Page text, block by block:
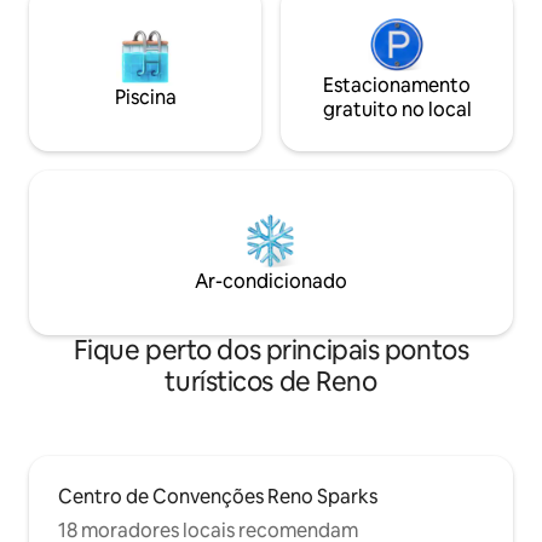
Piscina
Estacionamento
gratuito no local
Ar-condicionado
Fique perto dos principais pontos
turísticos de Reno
Centro de Convenções Reno Sparks
18 moradores locais recomendam